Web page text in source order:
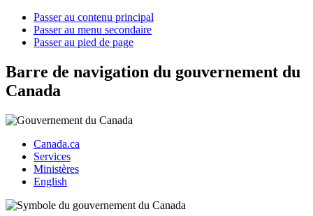
Passer au contenu principal
Passer au menu secondaire
Passer au pied de page
Barre de navigation du gouvernement du
Canada
Canada.ca
Services
Ministères
English